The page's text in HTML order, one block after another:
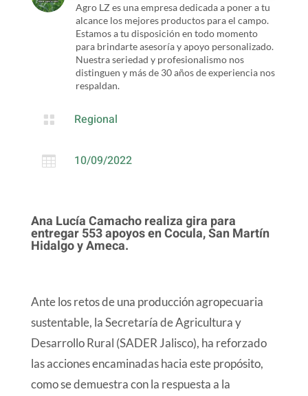
Agro LZ es una empresa dedicada a poner a tu
alcance los mejores productos para el campo.
Estamos a tu disposición en todo momento
para brindarte asesoría y apoyo personalizado.
Nuestra seriedad y profesionalismo nos
distinguen y más de 30 años de experiencia nos
respaldan.
 Regional
 10/09/2022
Ana Lucía Camacho realiza gira para
entregar 553 apoyos en Cocula, San Martín
Hidalgo y Ameca.
Ante los retos de una producción agropecuaria
sustentable, la Secretaría de Agricultura y
Desarrollo Rural (SADER Jalisco), ha reforzado
las acciones encaminadas hacia este propósito,
como se demuestra con la respuesta a la